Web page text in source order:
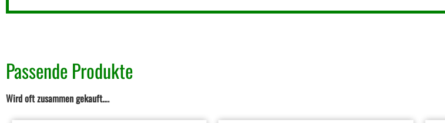
Passende Produkte
Wird oft zusammen gekauft….